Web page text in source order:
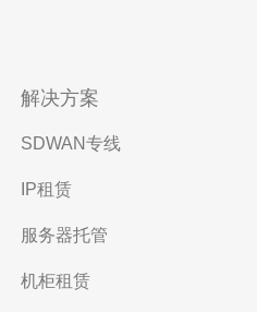
解决方案
SDWAN专线
IP租赁
服务器托管
机柜租赁